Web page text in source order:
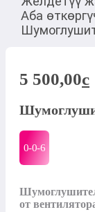
Аба
5 500,00c
0-0-6
от